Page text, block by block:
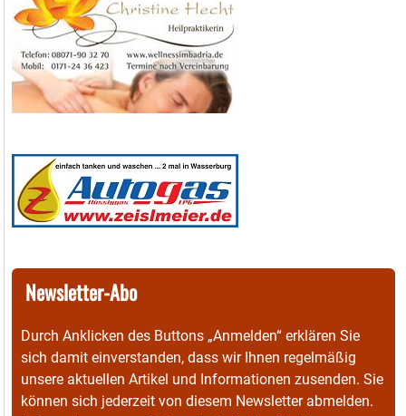
Newsletter-Abo
Durch Anklicken des Buttons „Anmelden“ erklären Sie
sich damit einverstanden, dass wir Ihnen regelmäßig
unsere aktuellen Artikel und Informationen zusenden. Sie
können sich jederzeit von diesem Newsletter abmelden.